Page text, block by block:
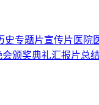
史专题片宣传片 医院
会颁奖典礼汇报片总结